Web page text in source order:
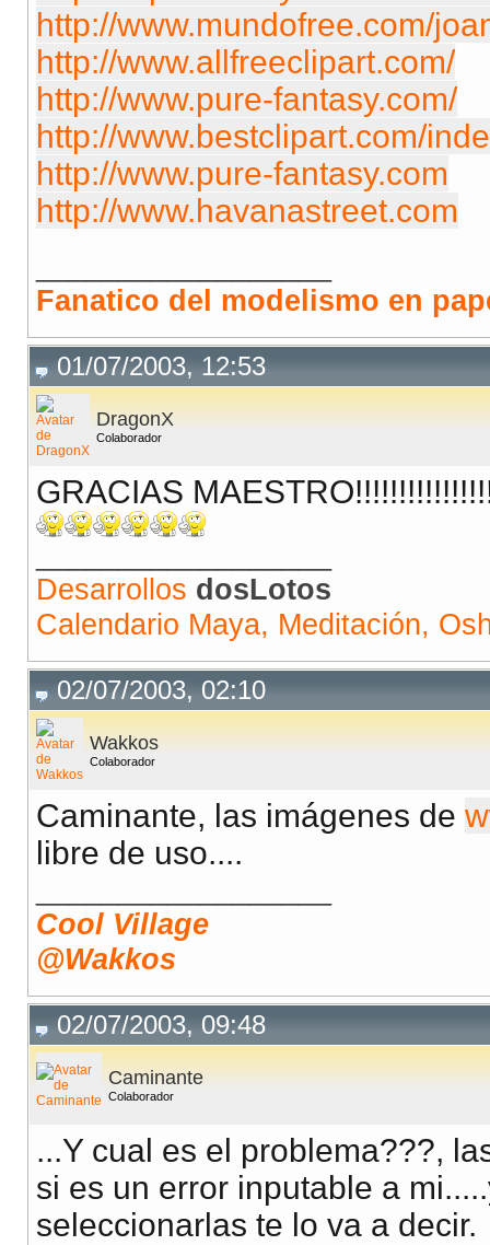
http://www.mundofree.com/
http://www.allfreeclipart.com/
http://www.pure-fantasy.com/
http://www.bestclipart.com/
http://www.pure-fantasy.com
http://www.havanastreet.com
Fanatico del modelismo en
01/07/2003, 12:53
DragonX
Colaborador
GRACIAS
Desarrollos dosLotos
Calendario Maya, Meditación,
02/07/2003, 02:10
Wakkos
Colaborador
Caminante, las imágenes de
libre de uso....
Cool Village
@Wakkos
02/07/2003, 09:48
Caminante
Colaborador
...Y cual es el problema???,
si es un error inputable a
seleccionarlas te lo va a decir.